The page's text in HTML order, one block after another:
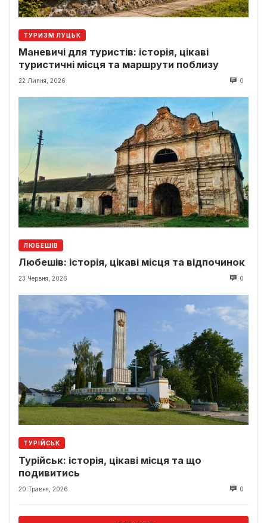
ТУРИЗМ ЛУЦЬК
Маневичі для туристів: історія, цікаві
туристичні місця та маршрути поблизу
22 Липня, 2026 0
ЛЮБЕШІВ
Любешів: історія, цікаві місця та відпочинок
23 Червня, 2026 0
ТУРІЙСЬК
Турійськ: історія, цікаві місця та що
подивитись
20 Травня, 2026 0